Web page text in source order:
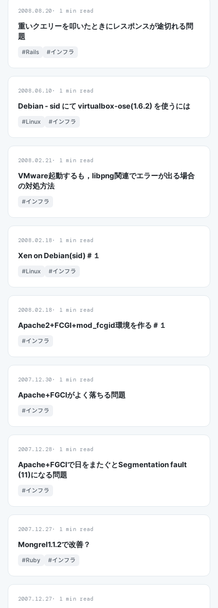
2008.08.20 1 min read
重いクエリーを叩いたときにレスポンスが途切れる問
題
#Rails #インフラ
2008.06.10 1 min read
Debian - sid にて virtualbox-ose(1.6.2) を使うには
#Linux #インフラ
2008.02.21 1 min read
VMware起動するも，libpng関連でエラーが出る場合
の対処方法
#インフラ
2008.02.18 1 min read
Xen on Debian(sid)＃１
#Linux #インフラ
2008.02.18 1 min read
Apache2+FCGI+mod_fcgid環境を作る＃１
#インフラ
2007.12.30 1 min read
Apache+FGCIがよく落ちる問題
#インフラ
2007.12.28 1 min read
Apache+FGCIで日をまたぐとSegmentation fault
(11)になる問題
#インフラ
2007.12.27 1 min read
Mongrel1.1.2で改善？
#Ruby #インフラ
2007.12.27 1 min read